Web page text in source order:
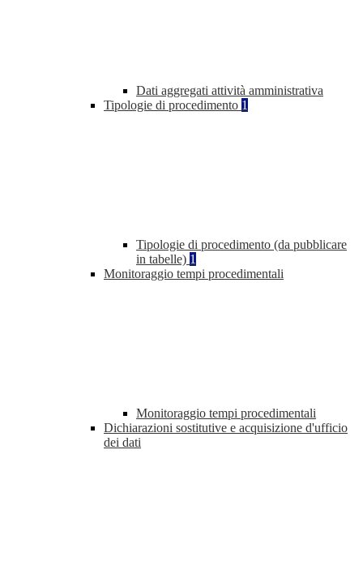
Dati aggregati attività amministrativa
Tipologie di procedimento 1
Tipologie di procedimento (da pubblicare
in tabelle) 1
Monitoraggio tempi procedimentali
Monitoraggio tempi procedimentali
Dichiarazioni sostitutive e acquisizione d'ufficio
dei dati